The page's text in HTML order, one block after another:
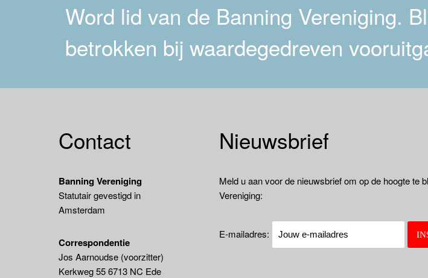
Word lid van de Banning Vereniging.
betrokken bij waardegedreven
Contact
Banning Vereniging
Statutair gevestigd in
Amsterdam
Correspondentie
Jos Aarnoudse (voorzitter)
Kerkweg 55 6713 NC Ede
Nieuwsbrief
Meld u aan voor de nieuwsbrief om op de hoogte te
Vereniging:
E-mailadres: